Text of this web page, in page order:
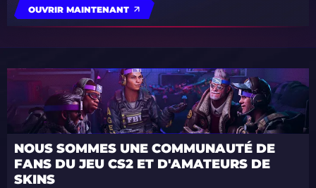
OUVRIR MAINTENANT
NOUS SOMMES UNE COMMUNAUTÉ DE
FANS DU JEU CS2 ET D'AMATEURS DE
SKINS